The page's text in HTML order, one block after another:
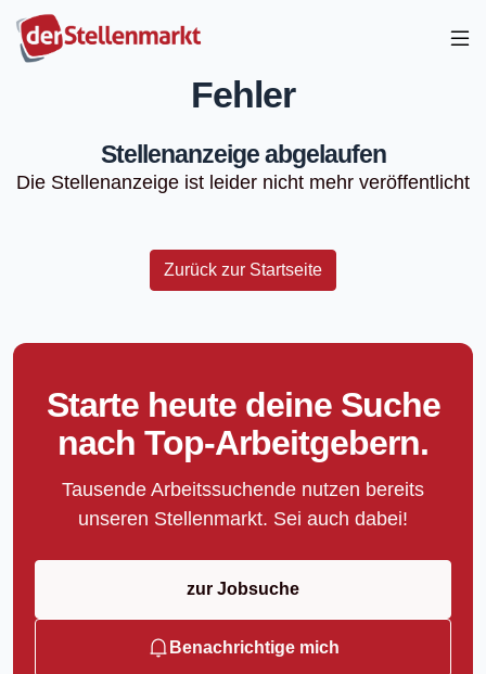
Fehler
Stellenanzeige abgelaufen
Die Stellenanzeige ist leider nicht mehr veröffentlicht
Zurück zur Startseite
Starte heute deine Suche
nach Top-Arbeitgebern.
Tausende Arbeitssuchende nutzen bereits
unseren Stellenmarkt. Sei auch dabei!
zur Jobsuche
Benachrichtige mich